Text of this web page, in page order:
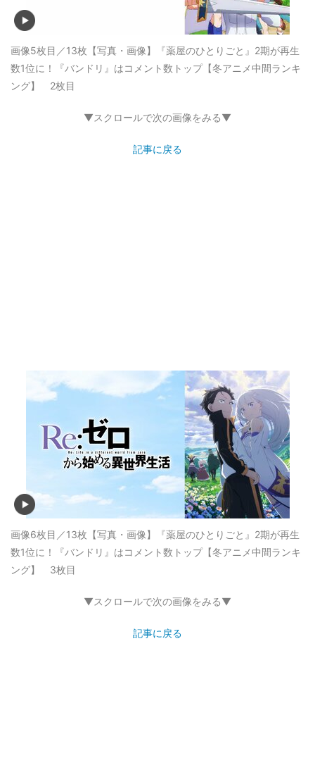
画像5枚目／13枚 【写真・画像】『薬屋のひとりごと』2期が再生
数1位に！『バンドリ』はコメント数トップ【冬アニメ中間ランキ
ング】 2枚目
▼スクロールで次の画像をみる▼
記事に戻る
画像6枚目／13枚 【写真・画像】『薬屋のひとりごと』2期が再生
数1位に！『バンドリ』はコメント数トップ【冬アニメ中間ランキ
ング】 3枚目
▼スクロールで次の画像をみる▼
記事に戻る